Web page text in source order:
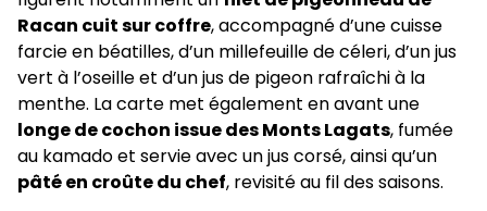
Racan cuit sur coffre, accompagné d’une cuisse
farcie en béatilles, d’un millefeuille de céleri, d’un jus
vert à l’oseille et d’un jus de pigeon rafraîchi à la
menthe. La carte met également en avant une
longe de cochon issue des Monts Lagats, fumée
au kamado et servie avec un jus corsé, ainsi qu’un
pâté en croûte du chef, revisité au fil des saisons.